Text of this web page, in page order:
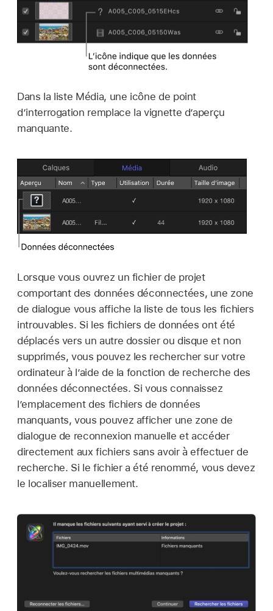
Dans la liste Média, une icône de point
d’interrogation remplace la vignette d’aperçu
manquante.
Lorsque vous ouvrez un fichier de projet
comportant des données déconnectées, une zone
de dialogue vous affiche la liste de tous les fichiers
introuvables. Si les fichiers de données ont été
déplacés vers un autre dossier ou disque et non
supprimés, vous pouvez les rechercher sur votre
ordinateur à l’aide de la fonction de recherche des
données déconnectées. Si vous connaissez
l’emplacement des fichiers de données
manquants, vous pouvez afficher une zone de
dialogue de reconnexion manuelle et accéder
directement aux fichiers sans avoir à effectuer de
recherche. Si le fichier a été renommé, vous devez
le localiser manuellement.